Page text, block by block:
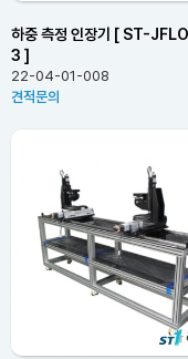
하중 측정 인장기 [ ST-
3 ]
22-04-01-008
견적문의